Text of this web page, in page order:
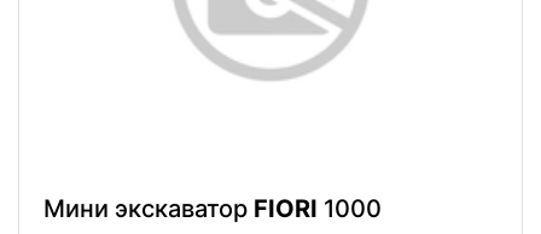
Мини экскаватор FIORI 1000